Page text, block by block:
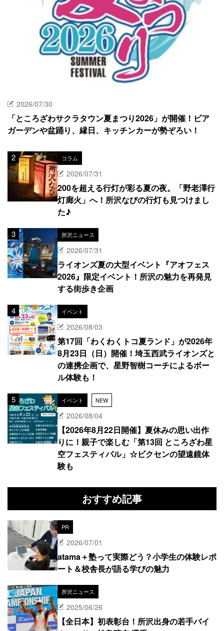
2026/07/30
「ところざわサクラタウン夏まつり2026」が開催！ビア
ガーデンや盆踊り、縁日、キッチンカーが勢ぞろい！
コラム
2026/07/31
200を超える行灯が彩る夏の夜。「野老澤行
灯廊火」へ！所沢なびの行灯も見つけまし
た♪
所沢ニュース
2026/07/31
ライオンズ夏の大型イベント『アオフェス
2026』限定イベント！所沢の魅力を再発見
する街歩き企画
イベント
2026/08/03
第17回「わくわくトコ夏ランド」が2026年
8月23日（日）開催！埼玉西武ライオンズと
の連携企画で、星野智樹コーチによるボー
ル体験も！
イベント NEW
2026/08/04
【2026年8月22日開催】夏休みの思い出作
りに！親子で楽しむ「第13回 ところざわ星
空フェスティバル」☆ビクセンの望遠鏡体
験も
おすすめ記事
PR
2026/07/01
atama＋塾って実際どう？小学生の体験レポ
ート＆校舎長が語る学びの魅力
所沢ニュース
2025/06/26
【全日本】初表彰台！所沢出身の若手バイ